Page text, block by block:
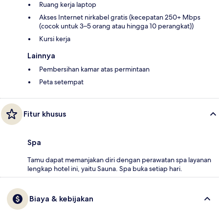
Ruang kerja laptop
Akses Internet nirkabel gratis (kecepatan 250+ Mbps
(cocok untuk 3–5 orang atau hingga 10 perangkat))
Kursi kerja
Lainnya
Pembersihan kamar atas permintaan
Peta setempat
Fitur khusus
Spa
Tamu dapat memanjakan diri dengan perawatan spa layanan
lengkap hotel ini, yaitu Sauna. Spa buka setiap hari.
Biaya & kebijakan